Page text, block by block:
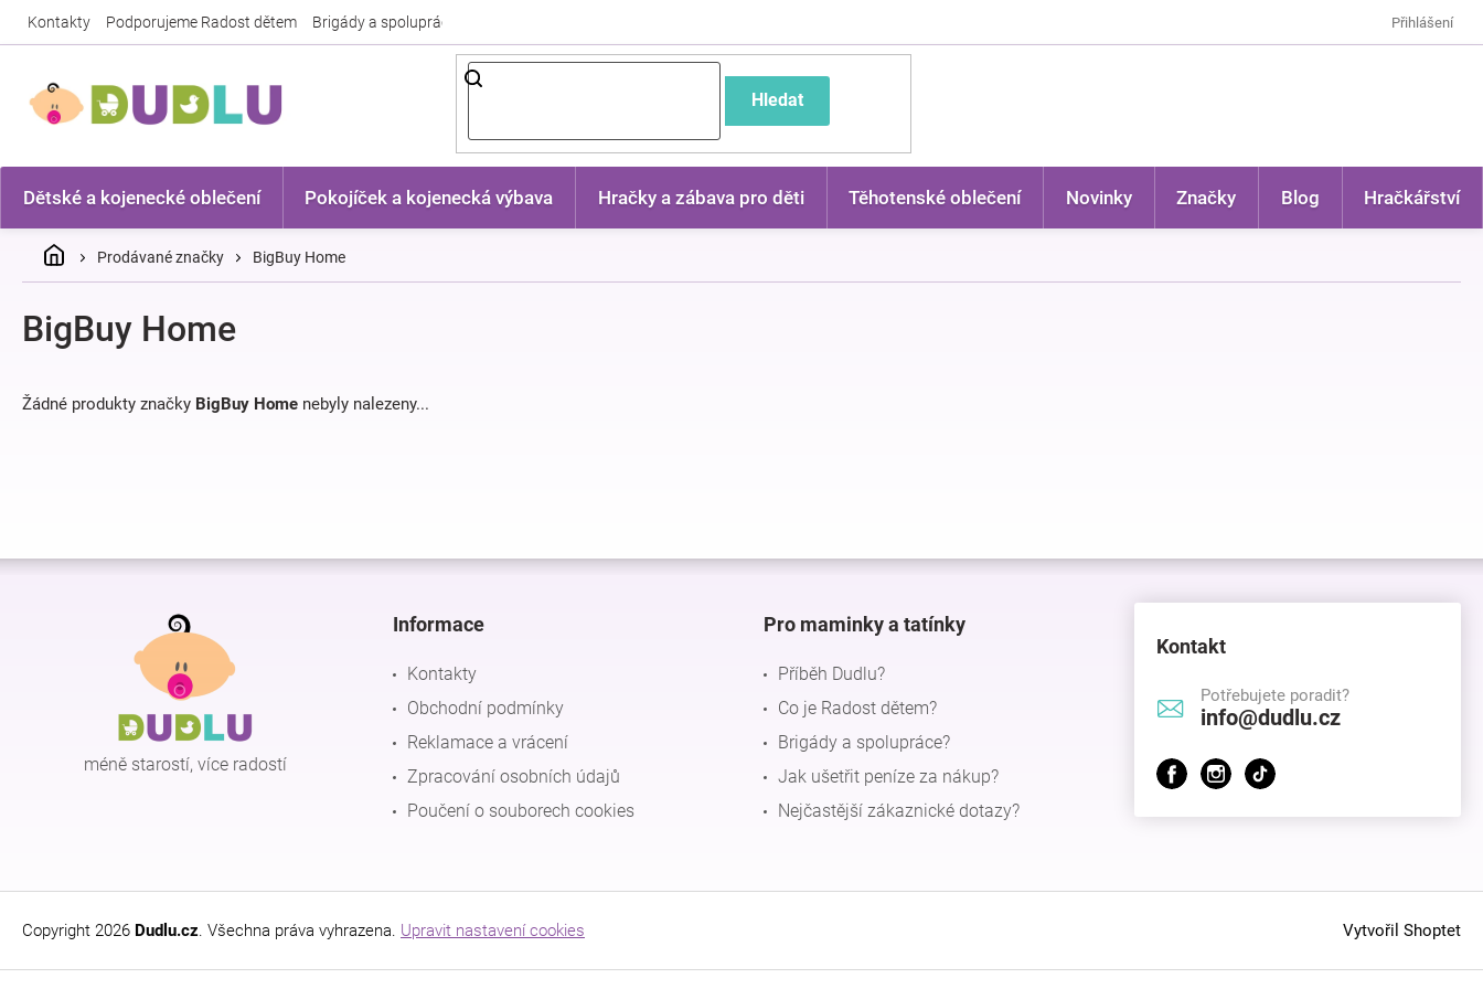
Kontakty Podporujeme Radost dětem Brigády a spolupráce Přihlášení
Hledat
Dětské a kojenecké oblečení Pokojíček a kojenecká výbava Hračky a zábava pro děti Těhotenské oblečení Novinky Značky Blog Hračkářství
DomůProdávané značky BigBuy Home
BigBuy Home
Žádné produkty značky BigBuy Home nebyly nalezeny...
Z
méně starostí, více radostí
Informace
Kontakty
Obchodní podmínky
Reklamace a vrácení
Zpracování osobních údajů
Poučení o souborech cookies
Pro maminky a tatínky
Příběh Dudlu?
Co je Radost dětem?
Brigády a spolupráce?
Jak ušetřit peníze za nákup?
Nejčastější zákaznické dotazy?
Kontakt
Potřebujete poradit?
info@dudlu.cz
Vytvořil Shoptet
Copyright 2026 Dudlu.cz. Všechna práva vyhrazena. Upravit nastavení cookies